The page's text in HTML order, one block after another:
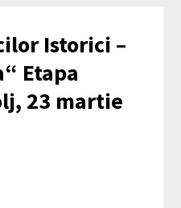
Istorici –
Etapa
23 martie